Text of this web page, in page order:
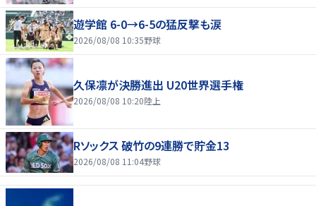
遊学館 6-0→6-5の猛反撃も涙
2026/08/08 10:35野球
久保凛が決勝進出 U20世界選手権
2026/08/08 10:20陸上
Rソックス 破竹の9連勝で貯金13
2026/08/08 11:04野球